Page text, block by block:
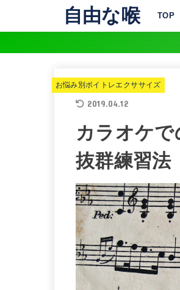
自由な喉 TOP
お悩み別ボイトレエクササイズ
2019.04.12
カラオケ
抜群練習法